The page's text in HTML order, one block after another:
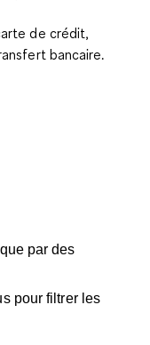
de crédit,
bancaire.
par des
pour filtrer les